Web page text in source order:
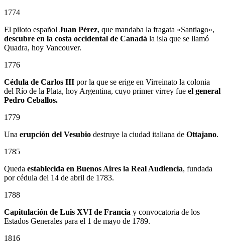
1774
El piloto español Juan Pérez, que mandaba la fragata «Santiago»,
descubre en la costa occidental de Canadá la isla que se llamó
Quadra, hoy Vancouver.
1776
Cédula de Carlos III por la que se erige en Virreinato la colonia
del Río de la Plata, hoy Argentina, cuyo primer virrey fue el general
Pedro Ceballos.
1779
Una erupción del Vesubio destruye la ciudad italiana de Ottajano.
1785
Queda establecida en Buenos Aires la Real Audiencia, fundada
por cédula del 14 de abril de 1783.
1788
Capitulación de Luis XVI de Francia y convocatoria de los
Estados Generales para el 1 de mayo de 1789.
1816